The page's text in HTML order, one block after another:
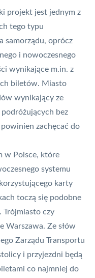
projekt jest jednym z
tego typu
samorządu, oprócz
i nowoczesnego
wynikające m.in. z
biletów. Miasto
wynikający ze
bez
zachęcać do
w Polsce, które
systemu
karty
toczą się podobne
Trójmiasto czy
Warszawa. Ze słów
Zarządu Transportu
i przyjezdni będą
co najmniej do